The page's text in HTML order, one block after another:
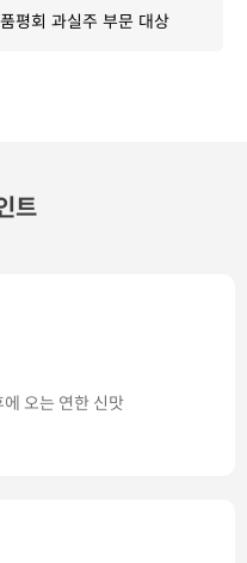
평회 과실주 부문 대상
트
오는 연한 신맛